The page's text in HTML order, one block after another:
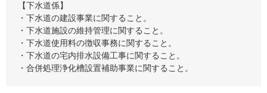
【下水道係】
・下水道の建設事業に関すること。
・下水道施設の維持管理に関すること。
・下水道使用料の徴収事務に関すること。
・下水道の宅内排水設備工事に関すること。
・合併処理浄化槽設置補助事業に関すること。